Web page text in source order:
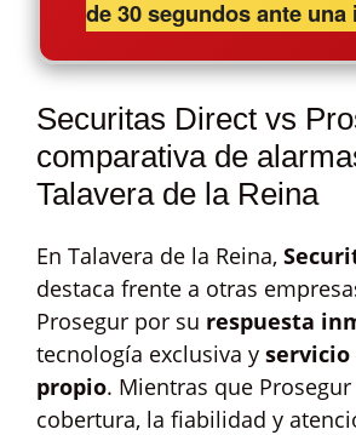
de 30 segundos ante
Securitas Direct vs
comparativa de
Talavera de la Reina
En Talavera de la Reina,
destaca frente a otras
Prosegur por su respuesta
tecnología exclusiva y
propio. Mientras que
cobertura, la fiabilidad y